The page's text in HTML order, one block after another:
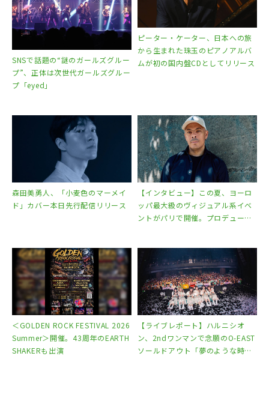
SNSで話題の“謎のガールズグルー
プ”、正体は次世代ガールズグルー
プ「eyed」
ピーター・ケーター、日本への旅
から生まれた珠玉のピアノアルバ
ムが初の国内盤CDとしてリリース
森田美勇人、「小麦色のマーメイ
ド」カバー本日先行配信リリース
【インタビュー】この夏、ヨーロ
ッパ最大級のヴィジュアル系イベ
ントがパリで開催。プロデューサ
＜GOLDEN ROCK FESTIVAL 2026
Summer＞開催。43周年のEARTH
SHAKERも出演
【ライブレポート】ハルニシオ
ン、2ndワンマンで念願のO-EAST
ソールドアウト「夢のような時間